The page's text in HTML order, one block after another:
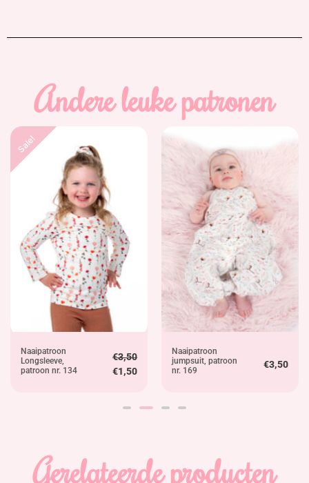
Andere leuke patronen
Sale!
Naaipatroon
Longsleeve,
patroon nr. 134
€3,50
€1,50
Naaipatroon
jumpsuit, patroon
nr. 169
€3,50
Gerelateerde producten